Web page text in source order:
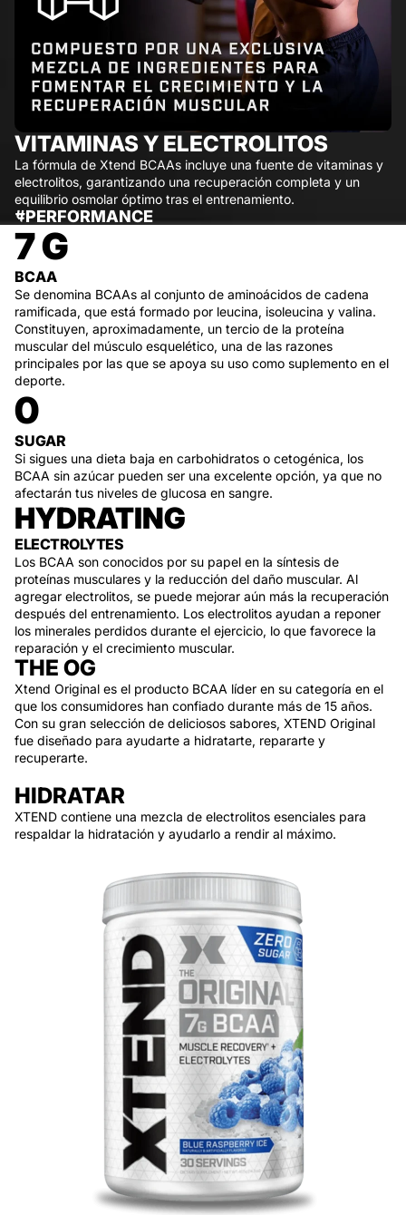
VITAMINAS Y ELECTROLITOS
La fórmula de Xtend BCAAs incluye una fuente de vitaminas y
electrolitos, garantizando una recuperación completa y un
equilibrio osmolar óptimo tras el entrenamiento.
#PERFORMANCE
7 G
BCAA
Se denomina BCAAs al conjunto de aminoácidos de cadena
ramificada, que está formado por leucina, isoleucina y valina.
Constituyen, aproximadamente, un tercio de la proteína
muscular del músculo esquelético, una de las razones
principales por las que se apoya su uso como suplemento en el
deporte.
0
SUGAR
Si sigues una dieta baja en carbohidratos o cetogénica, los
BCAA sin azúcar pueden ser una excelente opción, ya que no
afectarán tus niveles de glucosa en sangre.
HYDRATING
ELECTROLYTES
Los BCAA son conocidos por su papel en la síntesis de
proteínas musculares y la reducción del daño muscular. Al
agregar electrolitos, se puede mejorar aún más la recuperación
después del entrenamiento. Los electrolitos ayudan a reponer
los minerales perdidos durante el ejercicio, lo que favorece la
reparación y el crecimiento muscular.
THE OG
Xtend Original es el producto BCAA líder en su categoría en el
que los consumidores han confiado durante más de 15 años.
Con su gran selección de deliciosos sabores, XTEND Original
fue diseñado para ayudarte a hidratarte, repararte y
recuperarte.
HIDRATAR
XTEND contiene una mezcla de electrolitos esenciales para
respaldar la hidratación y ayudarlo a rendir al máximo.